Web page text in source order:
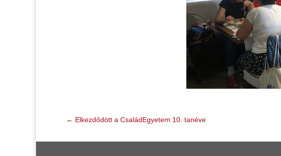
← Elkezdődött a CsaládEgyetem 10. tanéve